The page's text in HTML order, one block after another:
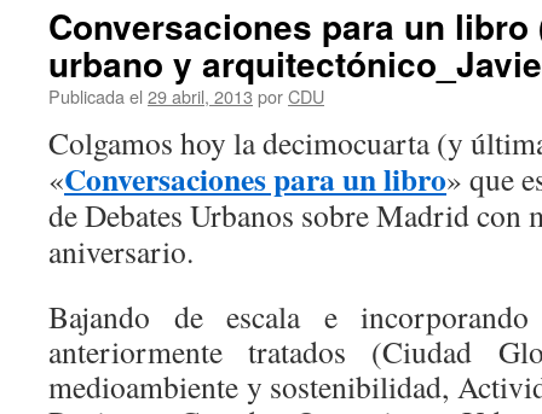
Conversaciones para un libro
urbano y
Publicada el 29 abril, 2013 porCDU
Colgamos hoy la decimocuarta (y
«Conversaciones para un libro» que
de Debates Urbanos sobre Madrid con
aniversario.
Bajando de escala e
anteriormente tratados (Ciudad
medioambiente y sostenibilidad,